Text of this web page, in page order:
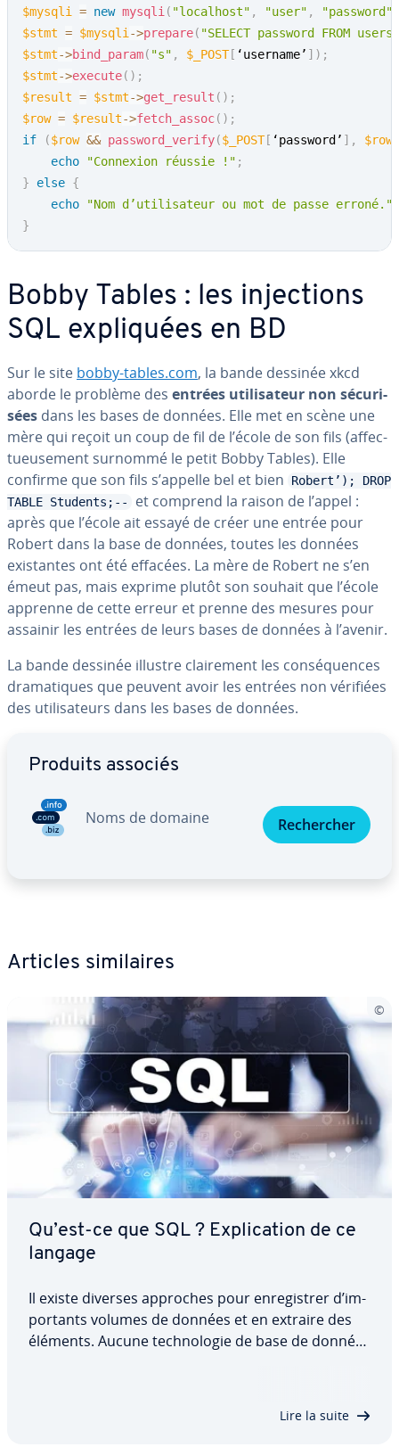
$mysqli = new mysqli ( "localhost" , "user" , "password"
$stmt = $mysqli ->prepare( "SELECT password FROM
$stmt->bind_param( "s" , $_POST[ ‘username’ ] ) ;
$stmt->execute( ) ;
$result = $stmt->get_result ( ) ;
$row = $result->fetch_assoc( ) ;
if
($row && password_verify($_POST[ ‘password’ ] , $row
echo
"Connexion réussie !" ;
}
else {
echo
"Nom d’utilisateur ou mot de passe erroné."
}
Bobby Tables : les in­jec­tions
SQL ex­pli­quées en BD
Sur le site bobby-tables.com, la bande dessinée xkcd
aborde le problème des entrées uti­li­sa­teur non sé­cu­ri­
sées dans les bases de données. Elle met en scène une
mère qui reçoit un coup de fil de l’école de son fils (af­fec­
tueu­se­ment surnommé le petit Bobby Tables). Elle
confirme que son fils s’appelle bel et bien
Robert’); DROP
TABLE Students;--
et comprend la raison de l’appel :
après que l’école ait essayé de créer une entrée pour
Robert dans la base de données, toutes les données
exis­tantes ont été effacées. La mère de Robert ne s’en
émeut pas, mais exprime plutôt son souhait que l’école
apprenne de cette erreur et prenne des mesures pour
assainir les entrées de leurs bases de données à l’avenir.
La bande dessinée illustre clai­re­ment les con­sé­quences
dra­ma­tiques que peuvent avoir les entrées non vérifiées
des uti­li­sa­teurs dans les bases de données.
Produits associés
Noms de domaine Re­cher­cher
Articles si­mi­laires
Qu’est-ce que SQL ? Ex­pli­ca­tion de ce
langage
Il existe diverses approches pour en­re­gis­trer d’im­
por­tants volumes de données et en extraire des
éléments. Aucune tech­no­lo­gie de base de données
Lire la suite